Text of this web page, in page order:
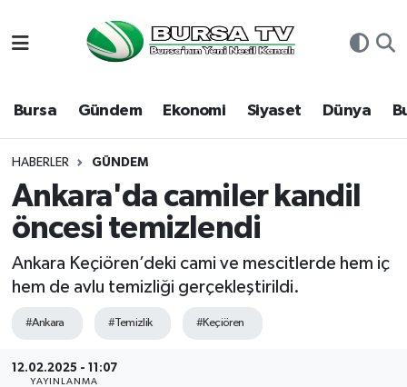
Bursa Gündem Ekonomi Siyaset Dünya
HABERLER GÜNDEM
Ankara'da camiler kandil
öncesi temizlendi
Ankara Keçiören’deki cami ve mescitlerde hem iç
hem de avlu temizliği gerçekleştirildi.
#Ankara #Temizlik #Keçiören
12.02.2025 - 11:07
YAYINLANMA
Bursa
Dünya
Eğitim
Ekonomi
Hava Durumu
Namaz Vakitleri
Trafik Durumu
Süper Lig Puan Durumu ve Fikstür